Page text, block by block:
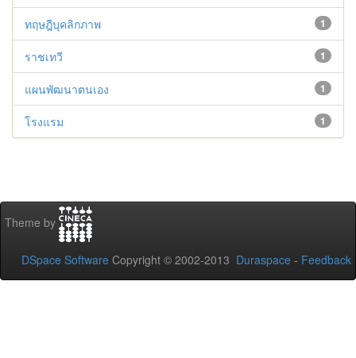
1
ทฤษฎีบุคลิกภาพ
1
ราชเทวี
1
แผนพัฒนาตนเอง
1
โรงแรม
Theme by
DSpace Software Copyright © 2002-2013 Duraspace - Feedback